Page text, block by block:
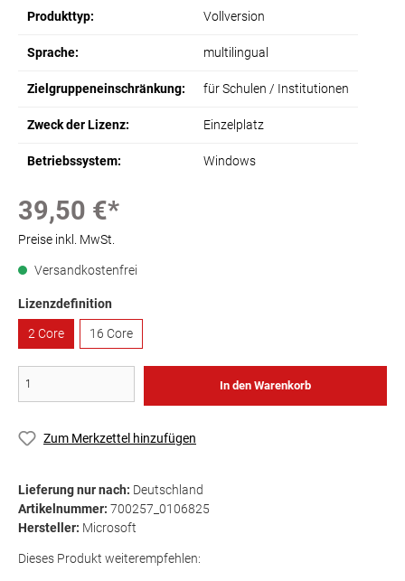
Produkttyp: Vollversion
Sprache: multilingual
Zielgruppeneinschränkung: für Schulen / Institutionen
Zweck der Lizenz: Einzelplatz
Betriebssystem: Windows
39,50 €*
Preise inkl. MwSt.
Versandkostenfrei
Lizenzdefinition
2 Core
16 Core
In den Warenkorb
Zum Merkzettel hinzufügen
Lieferung nur nach: Deutschland
Artikelnummer: 700257_0106825
Hersteller: Microsoft
Dieses Produkt weiterempfehlen: